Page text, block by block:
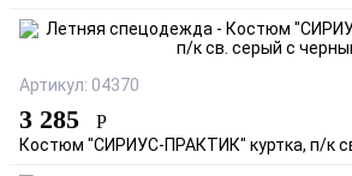
Артикул: 04370
3 285 Р
Костюм "СИРИУС-ПРАКТИК" куртка, п/к